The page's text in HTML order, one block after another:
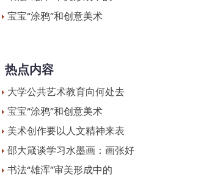
宝宝“涂鸦”和创意美术
热点内容
大学公共艺术教育向何处去
宝宝“涂鸦”和创意美术
美术创作要以人文精神来表
邵大箴谈学习水墨画：画张好
书法“雄浑”审美形成中的